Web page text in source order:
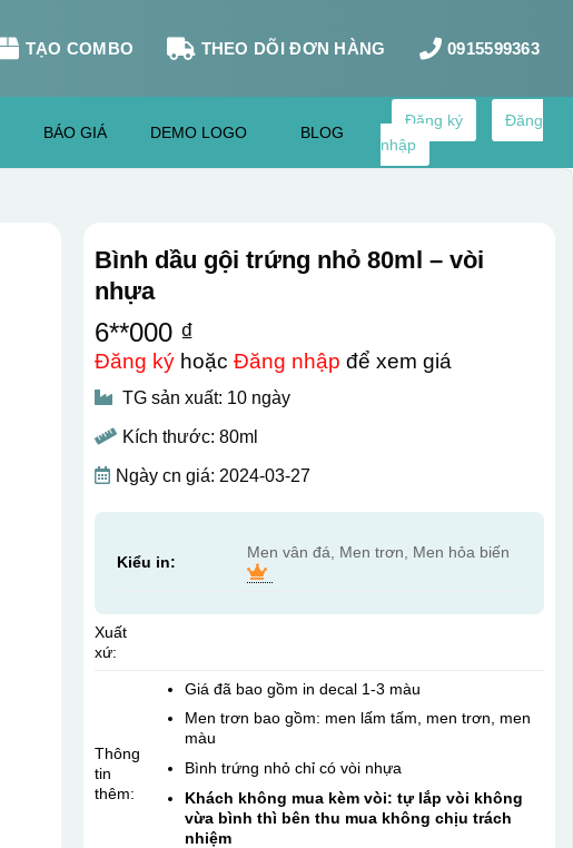
TẠO COMBO THEO DÕI ĐƠN HÀNG 0915599363
BÁO GIÁ DEMO LOGO BLOG
Đăng ký
Đăng
nhập
Bình dầu gội trứng nhỏ 80ml – vòi
nhựa
6**000 ₫
Đăng kýhoặc Đăng nhập để xem giá
TG sản xuất: 10 ngày
Kích thước: 80ml
Ngày cn giá: 2024-03-27
Kiểu in:
Men vân đá, Men trơn, Men hỏa biến
Xuất
xứ:
Thông
tin
thêm:
Giá đã bao gồm in decal 1-3 màu
Men trơn bao gồm: men lấm tấm, men trơn, men
màu
Bình trứng nhỏ chỉ có vòi nhựa
Khách không mua kèm vòi: tự lắp vòi không
vừa bình thì bên thu mua không chịu trách
nhiệm